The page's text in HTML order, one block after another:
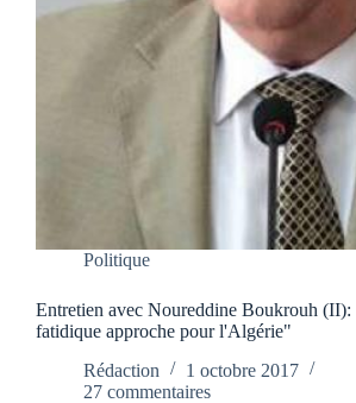
Politique
Entretien avec Noureddine Boukrouh
fatidique approche pour l'Algérie"
Rédaction
1 octobre 2017
27 commentaires